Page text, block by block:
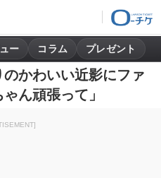
ー コラム プレゼント
のかわいい近影にファ
ん頑張って」